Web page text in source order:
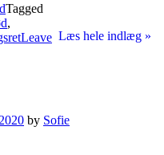
Læs hele indlæg »
Tagged
,
Leave
by Sofie